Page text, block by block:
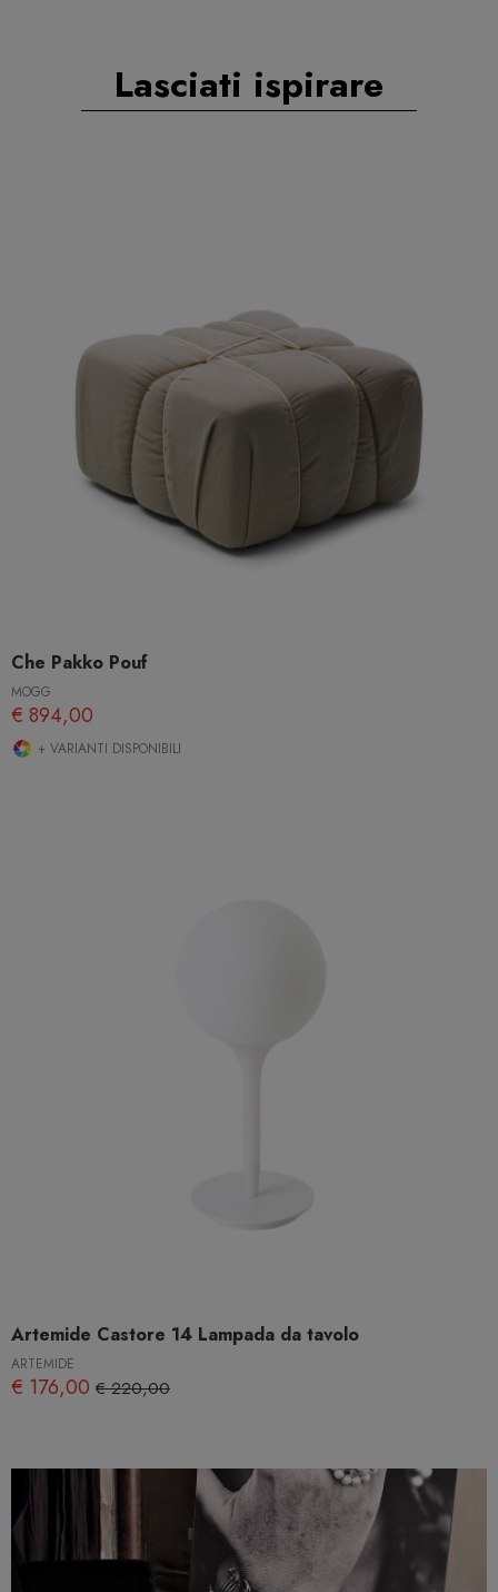
Lasciati ispirare
Che Pakko Pouf
MOGG
€ 894,00
+ VARIANTI DISPONIBILI
Artemide Castore 14 Lampada da tavolo
ARTEMIDE
€ 176,00 € 220,00